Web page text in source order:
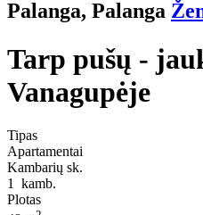
Palanga, Palanga
Tarp pušų -
Vanagupėje
Tipas
Apartamentai
Kambarių sk.
1
kamb.
Plotas